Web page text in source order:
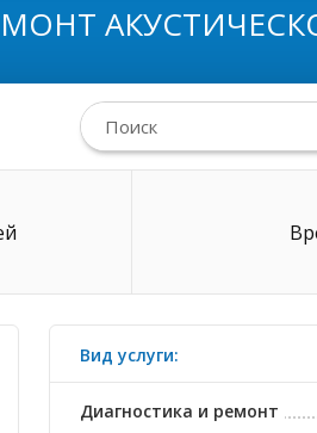
Вид услуги:
Диагностика и ремонт